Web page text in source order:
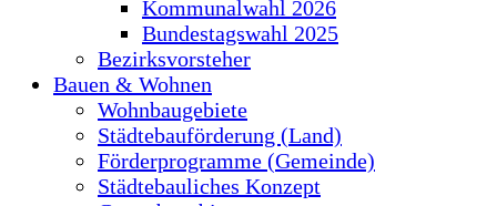
Kommunalwahl 2026
Bundestagswahl 2025
Bezirksvorsteher
Bauen & Wohnen
Wohnbaugebiete
Städtebauförderung (Land)
Förderprogramme (Gemeinde)
Städtebauliches Konzept